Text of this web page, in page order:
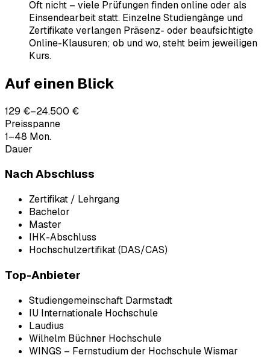
Oft nicht – viele Prüfungen finden online oder als
Einsendearbeit statt. Einzelne Studiengänge und
Zertifikate verlangen Präsenz- oder beaufsichtigte
Online-Klausuren; ob und wo, steht beim jeweiligen
Kurs.
Auf einen Blick
129 €–24.500 €
Preisspanne
1–48 Mon.
Dauer
Nach Abschluss
Zertifikat / Lehrgang
Bachelor
Master
IHK-Abschluss
Hochschulzertifikat (DAS/CAS)
Top-Anbieter
Studiengemeinschaft Darmstadt
IU Internationale Hochschule
Laudius
Wilhelm Büchner Hochschule
WINGS – Fernstudium der Hochschule Wismar